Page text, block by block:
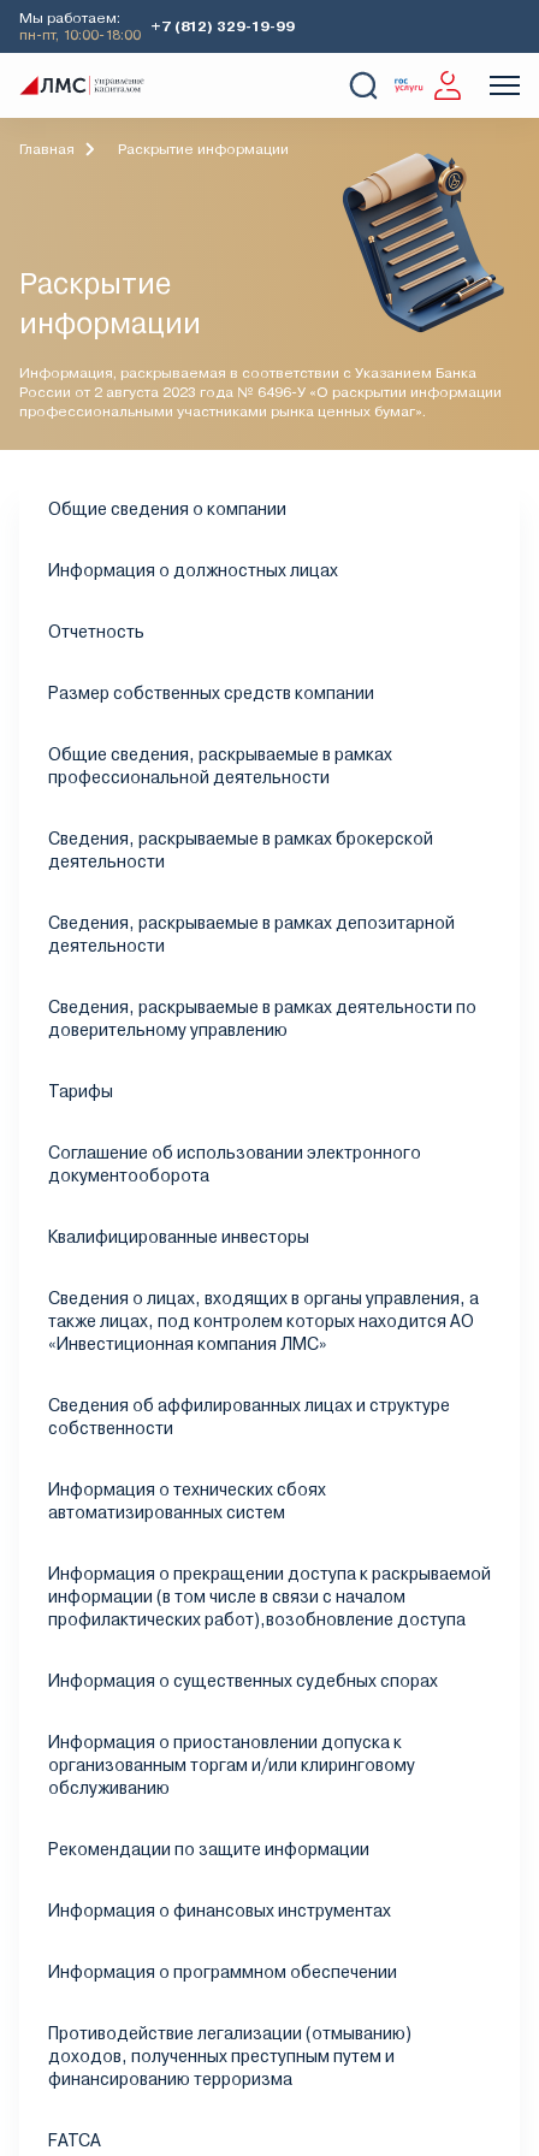
Мы работаем:
пн-пт, 10:00-18:00
+7 (812) 329-19-99
О Компании
Главная Раскрытие информации
Раскрытие
информации
Информация, раскрываемая в соответствии с Указанием Банка
России от 2 августа 2023 года № 6496-У «О раскрытии информации
профессиональными участниками рынка ценных бумаг».
Общие сведения о компании
Информация о должностных лицах
Отчетность
Размер собственных средств компании
Общие сведения, раскрываемые в рамках
профессиональной деятельности
Сведения, раскрываемые в рамках брокерской
деятельности
Сведения, раскрываемые в рамках депозитарной
деятельности
Сведения, раскрываемые в рамках деятельности по
доверительному управлению
Тарифы
Соглашение об использовании электронного
документооборота
Квалифицированные инвесторы
Сведения о лицах, входящих в органы управления, а
также лицах, под контролем которых находится АО
«Инвестиционная компания ЛМС»
Сведения об аффилированных лицах и структуре
собственности
Информация о технических сбоях
автоматизированных систем
Информация о прекращении доступа к раскрываемой
информации (в том числе в связи с началом
профилактических работ),возобновление доступа
Информация о существенных судебных спорах
Информация о приостановлении допуска к
организованным торгам и/или клиринговому
обслуживанию
Рекомендации по защите информации
Информация о финансовых инструментах
Информация о программном обеспечении
Противодействие легализации (отмыванию)
доходов, полученных преступным путем и
финансированию терроризма
FATCA